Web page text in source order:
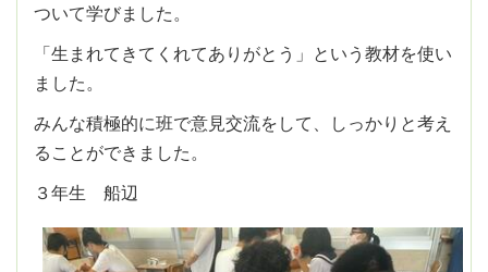
ついて学びました。
「生まれてきてくれてありがとう」という教材を使い
ました。
みんな積極的に班で意見交流をして、しっかりと考え
ることができました。
３年生 船辺